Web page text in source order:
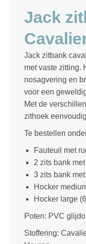
Jack
Jack zitbank
met vaste zitting.
nosagvering en
voor een
Met de
zithoek
Te bestellen
Fauteuil met
2 zits bank
3 zits bank
Hocker
Hocker large
Poten: PVC
Stoffering: